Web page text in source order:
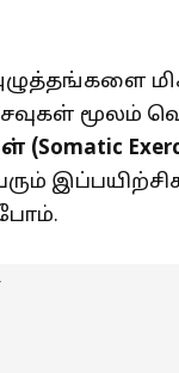
அழுத்தங்களை
மூலம்
(Somatic